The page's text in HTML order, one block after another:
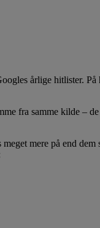
årlige
fra samme kilde –
mere på end